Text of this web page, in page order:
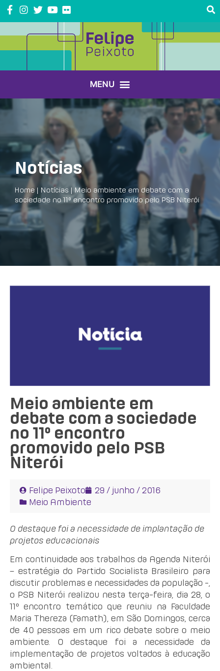
Notícias
Home| Notícias | Meio ambiente em debate com a
sociedade no 11º encontro promovido pelo PSB Niterói
Meio ambiente em
debate com a sociedade
no 11º encontro
promovido pelo PSB
Niterói
Felipe Peixoto
29 / junho / 2016
Meio Ambiente
O destaque foi a necessidade de implantação de
projetos educacionais
Em continuidade aos trabalhos da Agenda Niterói
– estratégia do Partido Socialista Brasileiro para
discutir problemas e necessidades da população -,
o PSB Niterói realizou nesta terça-feira, dia 28, o
11º encontro temático que reuniu na Faculdade
Maria Thereza (Famath), em São Domingos, cerca
de 40 pessoas em um rico debate sobre o meio
ambiente. O destaque foi a necessidade da
implementação de projetos voltados à educação
ambiental.